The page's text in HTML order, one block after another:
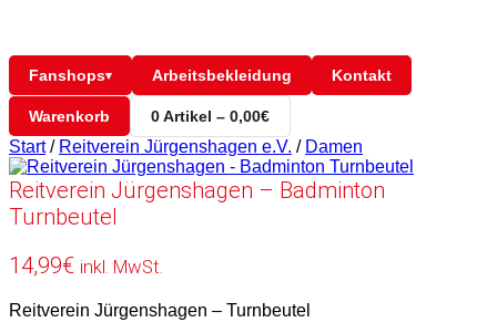
Fanshops▾ Arbeitsbekleidung Kontakt
Warenkorb 0 Artikel – 0,00€
Start / Reitverein Jürgenshagen e.V. / Damen
Reitverein Jürgenshagen – Badminton
Turnbeutel
14,99€ inkl. MwSt.
Reitverein Jürgenshagen – Turnbeutel